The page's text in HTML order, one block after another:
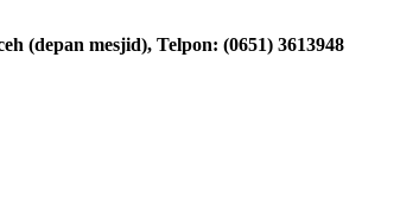
(depan mesjid), Telpon: (0651) 3613948